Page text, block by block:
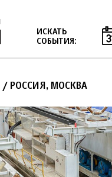
ИСКАТЬ
СОБЫТИЯ:
/ РОССИЯ, МОСКВА